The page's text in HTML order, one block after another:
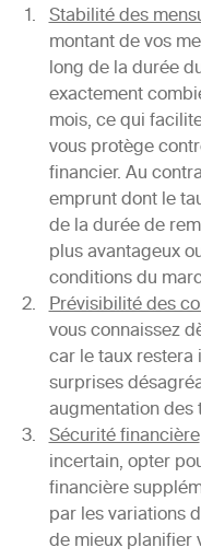
Stabilité des
montant de vos
long de la durée
exactement
mois, ce qui
vous protège
financier. Au
emprunt dont le
de la durée de
plus avantageux
conditions du
Prévisibilité des
vous connaissez
car le taux restera
surprises
augmentation des
Sécurité financière
incertain, opter
financière
par les variations
de mieux planifier